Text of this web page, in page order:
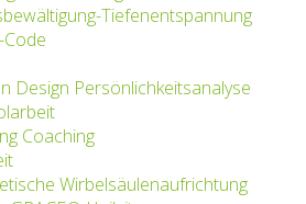
Tiefenentspannung
Design Persönlichkeitsanalyse
Coaching
Wirbelsäulenaufrichtung